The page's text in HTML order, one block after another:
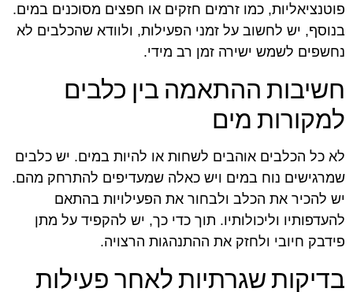
פוטנציאליות, כמו זרמים חזקים או חפצים מסוכנים במים.
בנוסף, יש לחשוב על זמני הפעילות, ולוודא שהכלבים לא
נחשפים לשמש ישירה זמן רב מידי.
חשיבות ההתאמה בין כלבים
למקורות מים
לא כל הכלבים אוהבים לשחות או להיות במים. יש כלבים
שמרגישים נוח במים ויש כאלה שמעדיפים להתרחק מהם.
יש להכיר את הכלב ולבחור את הפעילויות בהתאם
להעדפותיו וליכולותיו. תוך כדי כך, יש להקפיד על מתן
פידבק חיובי ולחזק את ההתנהגות הרצויה.
בדיקות שגרתיות לאחר פעילות